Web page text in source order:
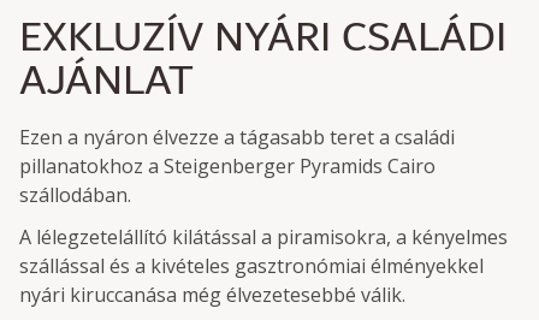
EXKLUZÍV NYÁRI CSALÁDI
AJÁNLAT
Ezen a nyáron élvezze a tágasabb teret a családi
pillanatokhoz a Steigenberger Pyramids Cairo
szállodában.
A lélegzetelállító kilátással a piramisokra, a kényelmes
szállással és a kivételes gasztronómiai élményekkel
nyári kiruccanása még élvezetesebbé válik.